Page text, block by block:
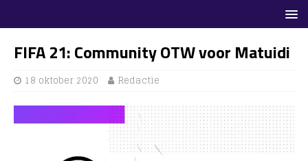
FIFA 21: Community OTW voor Matuidi
18 oktober 2020 Redactie